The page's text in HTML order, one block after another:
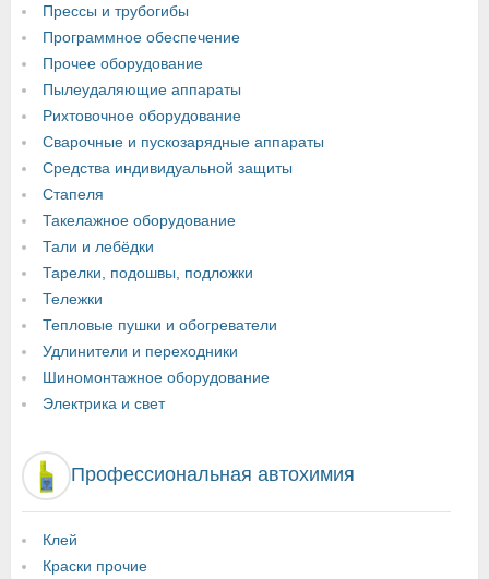
Прессы и трубогибы
Программное обеспечение
Прочее оборудование
Пылеудаляющие аппараты
Рихтовочное оборудование
Сварочные и пускозарядные аппараты
Средства индивидуальной защиты
Стапеля
Такелажное оборудование
Тали и лебёдки
Тарелки, подошвы, подложки
Тележки
Тепловые пушки и обогреватели
Удлинители и переходники
Шиномонтажное оборудование
Электрика и свет
Профессиональная автохимия
Клей
Краски прочие